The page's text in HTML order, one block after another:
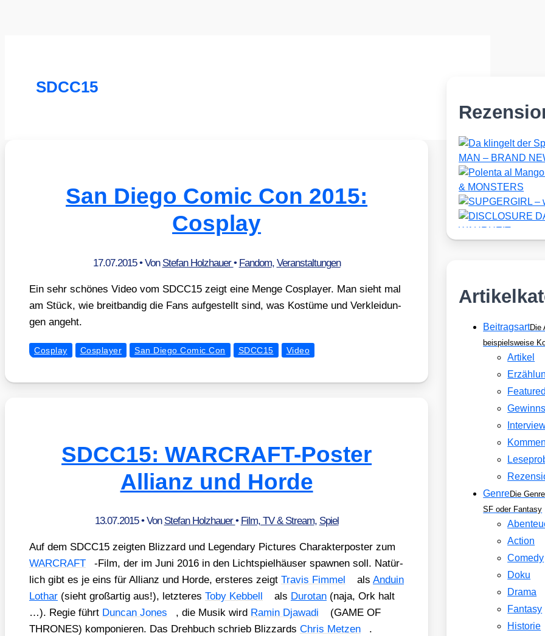
SDCC15
San Diego Comic Con 2015:
Cosplay
17.07.2015• Von Stefan Holzhauer• Fandom, Veranstaltungen
Ein sehr schö­nes Video vom SDCC15 zeigt eine Men­ge Cos­play­er. Man sieht mal
am Stück, wie breit­ban­dig die Fans auf­ge­stellt sind, was Kos­tü­me und Ver­klei­dun­
gen angeht.
Cosplay Cosplayer San Diego Comic Con SDCC15 Video
SDCC15: WARCRAFT-Poster
Allianz und Horde
13.07.2015• Von Stefan Holzhauer• Film, TV & Stream, Spiel
Auf dem SDCC15 zeig­ten Bliz­zard und Legen­da­ry Pic­tures Cha­rak­t­er­pos­ter zum
WARCRAFT
-Film, der im Juni 2016 in den Licht­spiel­häu­ser spaw­nen soll. Natür­
lich gibt es je eins für Alli­anz und Hor­de, ers­te­res zeigt Tra­vis Fim­mel als Anduin
Lothar (sieht groß­ar­tig aus!), letz­te­res Toby Keb­bell als Duro­tan (naja, Ork halt
…). Regie führt Dun­can Jones , die Musik wird Ramin Dja­wa­di
(GAME OF
THRONES) kom­po­nie­ren. Das Dreh­buch schrieb Bliz­zards Chris Met­zen .
BeitragsartDie
beispielsweise
Artikel
GenreDie
SF oder Fantasy
Action
Comedy
Doku
Drama
Fantasy
Historie